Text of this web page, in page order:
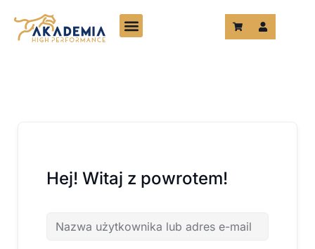
treści
Hej! Witaj z powrotem!